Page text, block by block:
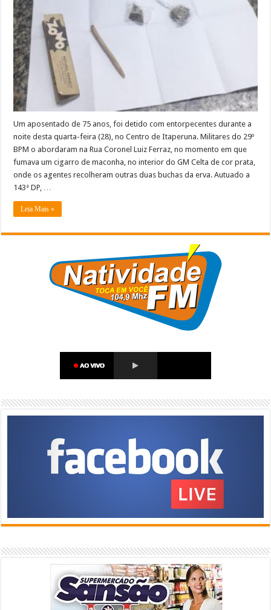
flagrado
com
maconha
Um aposentado de 75 anos, foi detido com entorpecentes durante a
noite desta quarta-feira (28), no Centro de Itaperuna. Militares do 29º
BPM o abordaram na Rua Coronel Luiz Ferraz, no momento em que
fumava um cigarro de maconha, no interior do GM Celta de cor prata,
onde os agentes recolheram outras duas buchas da erva. Autuado a
143ª DP, …
Leia Mais »